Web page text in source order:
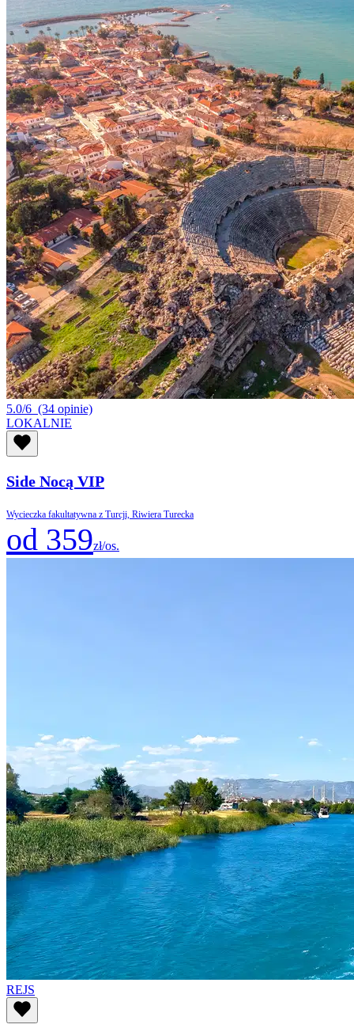
5.0/6 (34 opinie)
LOKALNIE
Side Nocą VIP
Wycieczka fakultatywna z Turcji, Riwiera Turecka
od 359zł/os.
REJS